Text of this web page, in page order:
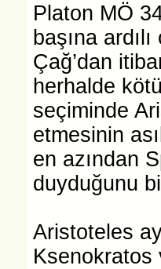
Platon MÖ
başına
Çağ’dan
herhalde
seçiminde
etmesinin
en azından
duyduğunu
Aristoteles
Ksenokratos